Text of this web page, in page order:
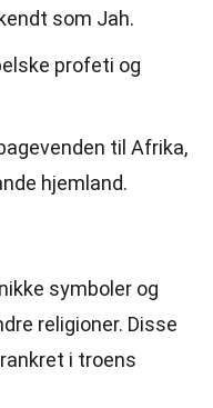
som Jah.
profeti og
til Afrika,
hjemland.
symboler og
religioner. Disse
i troens